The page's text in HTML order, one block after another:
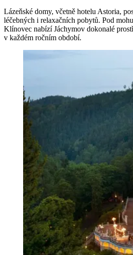
Lázeňské domy, včetně hotelu Astoria,
léčebných i relaxačních pobytů. Pod
Klínovec nabízí Jáchymov dokonalé
v každém ročním období.